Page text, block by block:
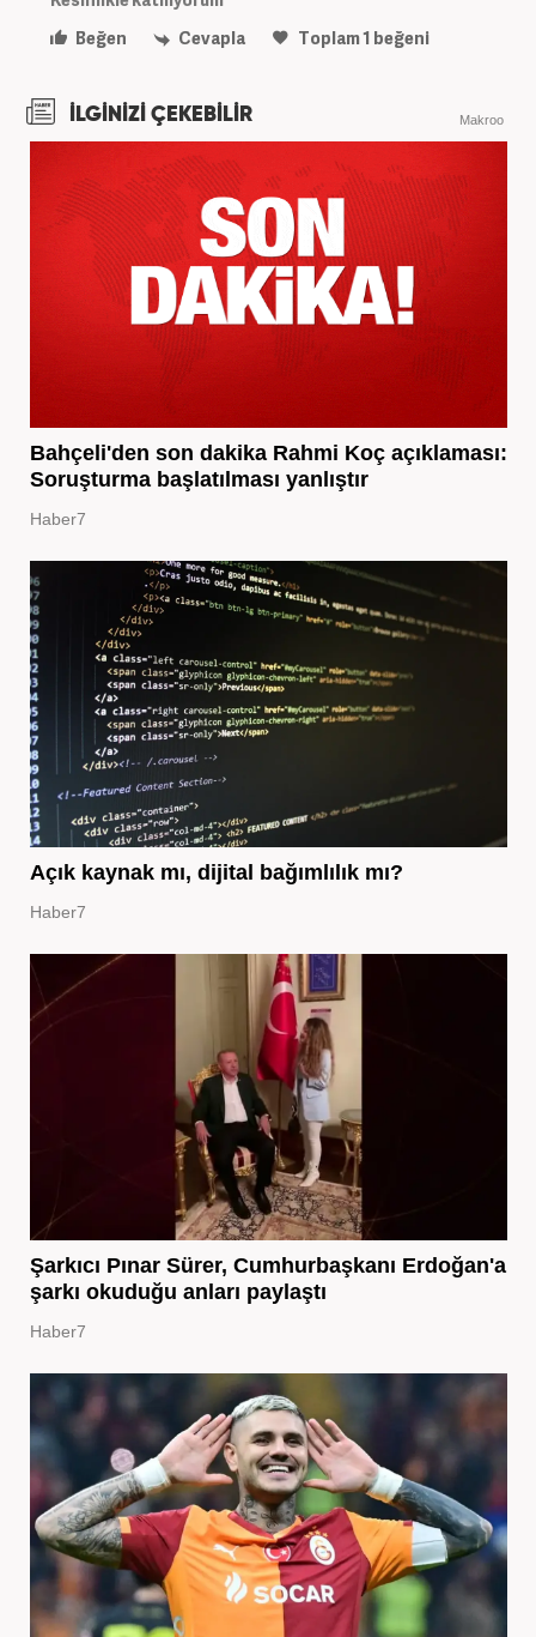
Beğen
Cevapla Toplam1 beğeni
İLGİNİZİ ÇEKEBİLİR Makroo
Bahçeli'den son dakika Rahmi Koç açıklaması:
Soruşturma başlatılması yanlıştır
Haber7
Açık kaynak mı, dijital bağımlılık mı?
Haber7
Şarkıcı Pınar Sürer, Cumhurbaşkanı Erdoğan'a
şarkı okuduğu anları paylaştı
Haber7